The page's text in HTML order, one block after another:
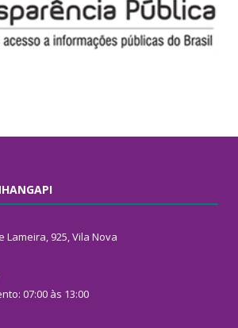
Lameira, 925, Vila Nova
07:00 às 13:00